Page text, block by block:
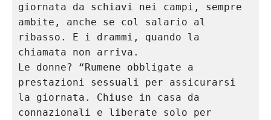
giornata da schiavi nei campi, sempre
ambite, anche se col salario al
ribasso. E i drammi, quando la
chiamata non arriva.
Le donne? “Rumene obbligate a
prestazioni sessuali per assicurarsi
la giornata. Chiuse in casa da
connazionali e liberate solo per